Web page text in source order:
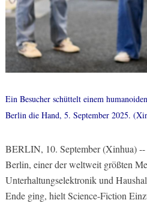
Ein Besucher schüttelt einem
Berlin die Hand, 5. September 2025.
BERLIN, 10. September (Xinhua)
Berlin, einer der weltweit größten
Unterhaltungselektronik und
Ende ging, hielt Science-Fiction